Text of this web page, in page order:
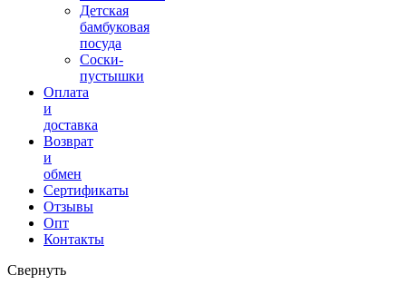
Детская
бамбуковая
посуда
Соски-
пустышки
Оплата
и
доставка
Возврат
и
обмен
Сертификаты
Отзывы
Опт
Контакты
Свернуть